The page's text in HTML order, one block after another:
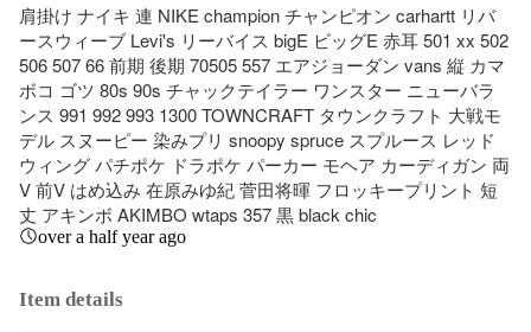
肩掛け ナイキ 連 NIKE champion チャンピオン carhartt リバ
ースウィーブ Levi's リーバイス bigE ビッグE 赤耳 501 xx 502
506 507 66 前期 後期 70505 557 エアジョーダン vans 縦 カマ
ボコ ゴツ 80s 90s チャックテイラー ワンスター ニューバラ
ンス 991 992 993 1300 TOWNCRAFT タウンクラフト 大戦モ
デル スヌーピー 染みプリ snoopy spruce スプルース レッド
ウィング パチポケ ドラポケ パーカー モヘア カーディガン 両
V 前V はめ込み 在原みゆ紀 菅田将暉 フロッキープリント 短
丈 アキンボ AKIMBO wtaps 357 黒 black chic
over a half year ago
Item details